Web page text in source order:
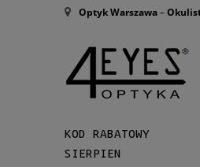
Optyk Warszawa–
KOD RABATOWY
SIERPIEN